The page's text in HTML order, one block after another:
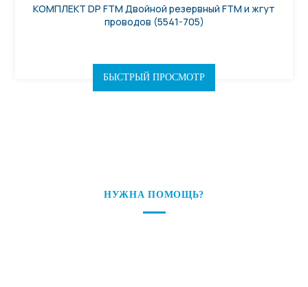
КОМПЛЕКТ DP FTM Двойной резервный FTM и жгут
проводов (5541-705)
БЫСТРЫЙ ПРОСМОТР
НУЖНА ПОМОЩЬ?